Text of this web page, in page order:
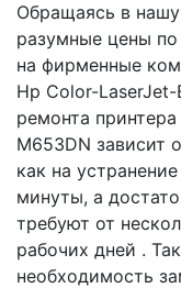
Обращаясь в
разумные цены
на фирменные
Hp Color-
ремонта
M653DN зависит
как на
минуты, а
требуют от
рабочих дней .
необходимость